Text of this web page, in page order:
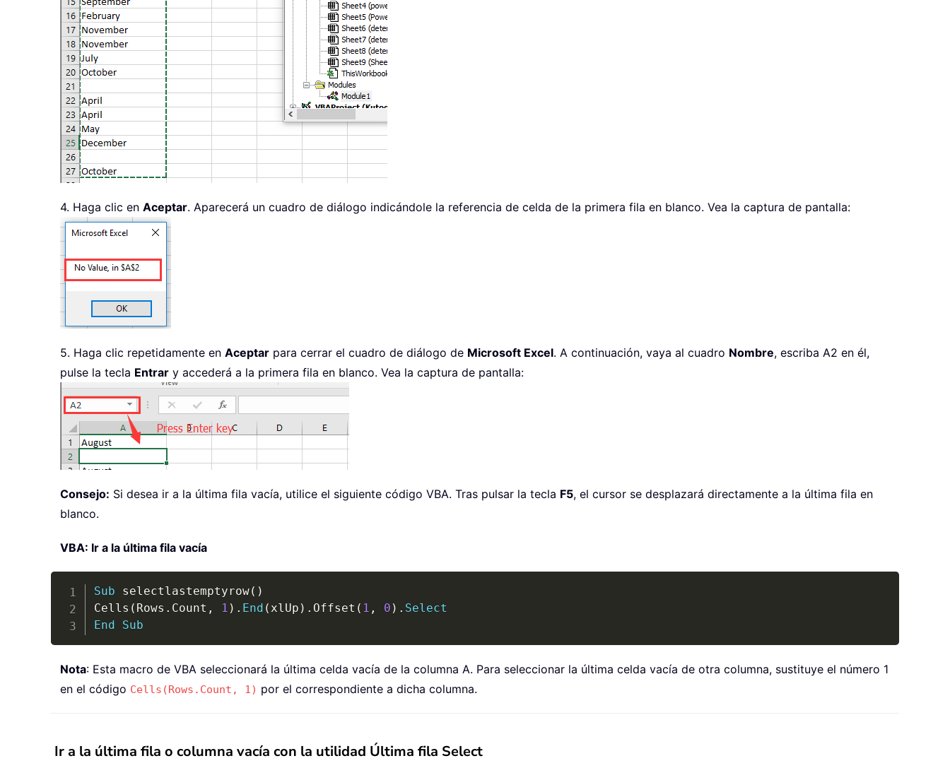
4. Haga clic en Aceptar. Aparecerá un cuadro de diálogo indicándole la referencia de celda de la primera fila en blanco. Vea la captura de pantalla:
5. Haga clic repetidamente en Aceptar para cerrar el cuadro de diálogo de Microsoft Excel. A continuación, vaya al cuadro Nombre, escriba A2 en él,
pulse la tecla Entrar y accederá a la primera fila en blanco. Vea la captura de pantalla:
Consejo: Si desea ir a la última fila vacía, utilice el siguiente código VBA. Tras pulsar la tecla F5, el cursor se desplazará directamente a la última fila en
blanco.
VBA: Ir a la última fila vacía
Sub selectlastemptyrow( )
Cells ( Rows . Count , 1 ) . End ( xlUp ) . Offset ( 1 , 0 ) . Select
End
Sub
Nota: Esta macro de VBA seleccionará la última celda vacía de la columna A. Para seleccionar la última celda vacía de otra columna, sustituye el número 1
en el código Cells(Rows.Count, 1) por el correspondiente a dicha columna.
Ir a la última fila o columna vacía con la utilidad Última fila Select